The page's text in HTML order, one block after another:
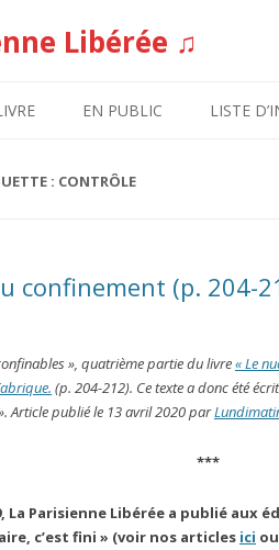
Libérée ♫
EN PUBLIC LISTE
: CONTRÔLE
confinement (p. 204-
», quatrième partie du livre« Le
(p. 204-212). Ce texte a donc été
Article publié le 13 avril 2020 par
***
La Parisienne Libérée a publié aux
c’est fini » (voir nos articles ici ou